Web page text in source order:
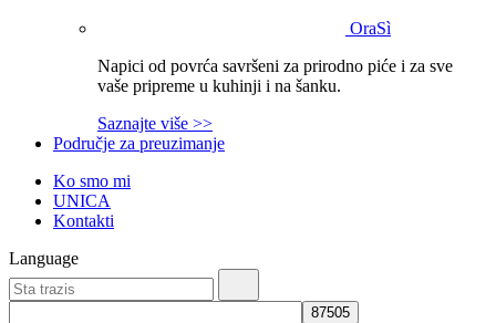
OraSì
Napici od povrća savršeni za prirodno piće i za sve
vaše pripreme u kuhinji i na šanku.
Saznajte više >>
Područje za preuzimanje
Ko smo mi
UNICA
Kontakti
Language